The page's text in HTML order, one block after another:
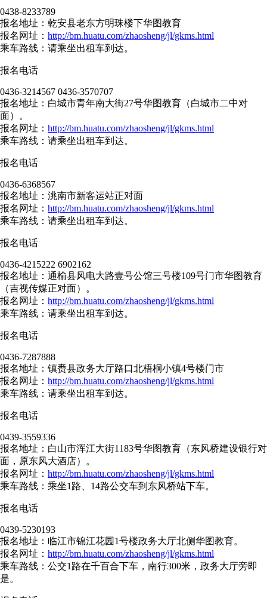
0438-8233789
报名地址：乾安县老东方明珠楼下华图教育
报名网址： http://bm.huatu.com/zhaosheng/jl/gkms.html
乘车路线：请乘坐出租车到达。
报名电话
0436-3214567 0436-3570707
报名地址：白城市青年南大街27号华图教育（白城市二中对
面）。
报名网址： http://bm.huatu.com/zhaosheng/jl/gkms.html
乘车路线：请乘坐出租车到达。
报名电话
0436-6368567
报名地址：洮南市新客运站正对面
报名网址： http://bm.huatu.com/zhaosheng/jl/gkms.html
乘车路线：请乘坐出租车到达。
报名电话
0436-4215222 6902162
报名地址：通榆县风电大路壹号公馆三号楼109号门市华图教育
（吉视传媒正对面）。
报名网址： http://bm.huatu.com/zhaosheng/jl/gkms.html
乘车路线：请乘坐出租车到达。
报名电话
0436-7287888
报名地址：镇赉县政务大厅路口北梧桐小镇4号楼门市
报名网址： http://bm.huatu.com/zhaosheng/jl/gkms.html
乘车路线：请乘坐出租车到达。
报名电话
0439-3559336
报名地址：白山市浑江大街1183号华图教育（东风桥建设银行对
面，原东风大酒店）。
报名网址： http://bm.huatu.com/zhaosheng/jl/gkms.html
乘车路线：乘坐1路、14路公交车到东风桥站下车。
报名电话
0439-5230193
报名地址：临江市锦江花园1号楼政务大厅北侧华图教育。
报名网址： http://bm.huatu.com/zhaosheng/jl/gkms.html
乘车路线：公交1路在千百合下车，南行300米，政务大厅旁即
是。